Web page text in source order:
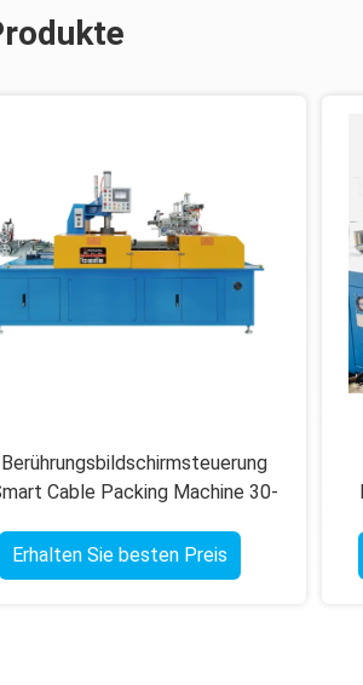
Berührungsbildschirmsteuerung
Cable Packing Machine 30-
Erhalten Sie besten Preis